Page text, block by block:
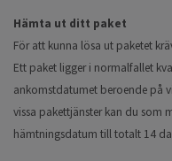
Hämta ut ditt paket
För att kunna lösa ut paketet
Ett paket ligger i normalfallet
ankomstdatumet beroende på
vissa pakettjänster kan du som
hämtningsdatum till totalt 14